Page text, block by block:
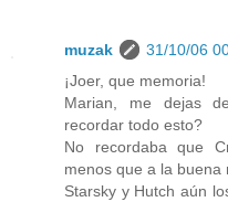
muzak
31/10/06
¡Joer, que memoria!
Marian, me dejas
recordar todo esto?
No recordaba que
menos que a la buena
Starsky y Hutch aún